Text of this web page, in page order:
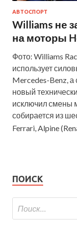
АВТОСПОРТ
Williams не
на моторы
Фото: Williams
использует
Mercedes-Benz, а
новый
исключил смены
собирается из
Ferrari, Alpine
ПОИСК